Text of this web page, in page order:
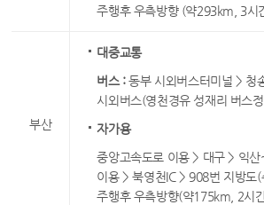
주행후 우측방향 (약293km, 3시
부산
대중교통
버스 :동부 시외버스터미널 > 청
시외버스(영천경유 성재리 버스
자가용
중앙고속도로 이용 > 대구 > 익
이용 > 북영천IC > 908번 지방도
주행후 우측방향(약175km, 2시